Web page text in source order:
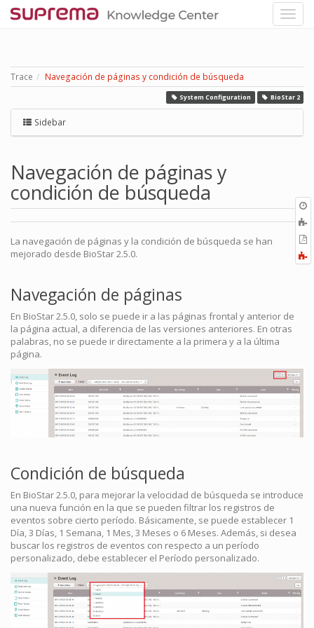
Trace Navegación de páginas y condición de búsqueda
System Configuration BioStar 2
Sidebar
Navegación de páginas y
condición de búsqueda
La navegación de páginas y la condición de búsqueda se han
mejorado desde BioStar 2.5.0.
Navegación de páginas
En BioStar 2.5.0, solo se puede ir a las páginas frontal y anterior de
la página actual, a diferencia de las versiones anteriores. En otras
palabras, no se puede ir directamente a la primera y a la última
página.
Condición de búsqueda
En BioStar 2.5.0, para mejorar la velocidad de búsqueda se introduce
una nueva función en la que se pueden filtrar los registros de
eventos sobre cierto período. Básicamente, se puede establecer 1
Día, 3 Días, 1 Semana, 1 Mes, 3 Meses o 6 Meses. Además, si desea
buscar los registros de eventos con respecto a un período
personalizado, debe establecer el Período personalizado.